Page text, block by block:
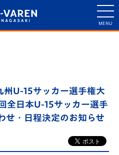
U-15サッカー選手権大
全日本U-15サッカー選手
せ・日程決定のお知らせ